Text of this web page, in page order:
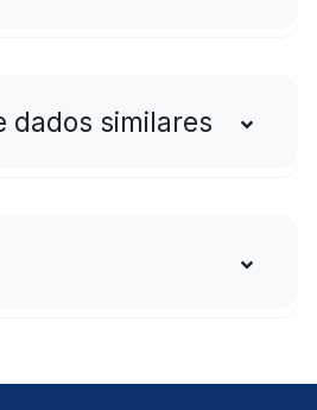
dados similares